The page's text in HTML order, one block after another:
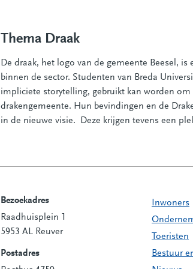
Thema Draak
De draak, het logo van de gemeente Beesel,
binnen de sector. Studenten van Breda
impliciete storytelling, gebruikt kan worden
drakengemeente. Hun bevindingen en de
in de nieuwe visie. Deze krijgen tevens een
Contactinformatie
Bezoekadres
Raadhuisplein 1
5953 AL Reuver
Postadres
Inwoners
Toeristen
Bestuur